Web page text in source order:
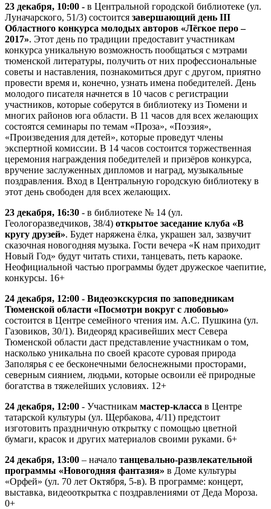
23 декабря, 10:00 - в Центральной городской библиотеке (ул.
Луначарского, 51/3) состоится завершающий день III
Областного конкурса молодых авторов «Лёгкое перо –
2017». Этот день по традиции предоставит участникам
конкурса уникальную возможность пообщаться с мэтрами
тюменской литературы, получить от них профессиональные
советы и наставления, познакомиться друг с другом, приятно
провести время и, конечно, узнать имена победителей. День
молодого писателя начнется в 10 часов с регистрации
участников, которые соберутся в библиотеку из Тюмени и
многих районов юга области. В 11 часов для всех желающих
состоятся семинары по темам «Проза», «Поэзия»,
«Произведения для детей», которые проведут члены
экспертной комиссии. В 14 часов состоится торжественная
церемония награждения победителей и призёров конкурса,
вручение заслуженных дипломов и наград, музыкальные
поздравления. Вход в Центральную городскую библиотеку в
этот день свободен для всех желающих.
23 декабря, 16:30 - в библиотеке № 14 (ул.
Геологоразведчиков, 38/4) открытое заседание клуба «В
кругу друзей». Будет наряжена ёлка, украшен зал, зазвучит
сказочная новогодняя музыка. Гости вечера «К нам приходит
Новый Год» будут читать стихи, танцевать, петь караоке.
Неофициальной частью программы будет дружеское чаепитие,
конкурсы. 16+
24 декабря, 12:00 - Видеоэкскурсия по заповедникам
Тюменской области «Посмотри вокруг с любовью»
состоится в Центре семейного чтения им. А.С. Пушкина (ул.
Газовиков, 30/1). Видеоряд красивейших мест Севера
Тюменской области даст представление участникам о том,
насколько уникальна по своей красоте суровая природа
Заполярья с ее бесконечными белоснежными просторами,
северным сиянием, людьми, которые освоили её природные
богатства в тяжелейших условиях. 12+
24 декабря, 12:00 - Участникам мастер-класса в Центре
татарской культуры (ул. Щербакова, 4/11) предстоит
изготовить праздничную открытку с помощью цветной
бумаги, красок и других материалов своими руками. 6+
24 декабря, 13:00 – начало танцевально-развлекательной
программы «Новогодняя фантазия» в Доме культуры
«Орфей» (ул. 70 лет Октября, 5-в). В программе: концерт,
выставка, видеооткрытка с поздравлениями от Деда Мороза.
0+